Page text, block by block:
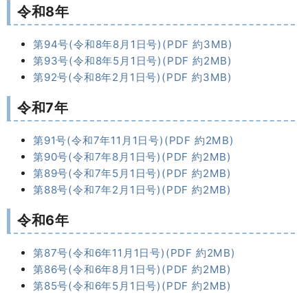
令和8年
第94号(令和8年8月1日号)(PDF 約3MB)
第93号(令和8年5月1日号)(PDF 約2MB)
第92号(令和8年2月1日号)(PDF 約3MB)
令和7年
第91号(令和7年11月1日号)(PDF 約2MB)
第90号(令和7年8月1日号)(PDF 約2MB)
第89号(令和7年5月1日号)(PDF 約2MB)
第88号(令和7年2月1日号)(PDF 約2MB)
令和6年
第87号(令和6年11月1日号)(PDF 約2MB)
第86号(令和6年8月1日号)(PDF 約2MB)
第85号(令和6年5月1日号)(PDF 約2MB)